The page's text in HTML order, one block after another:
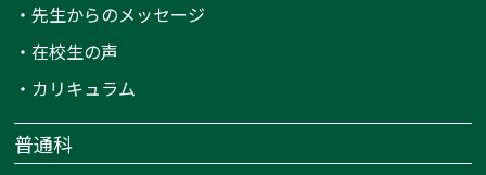
・先生からのメッセージ
・在校生の声
・ カリキュラム
普通科